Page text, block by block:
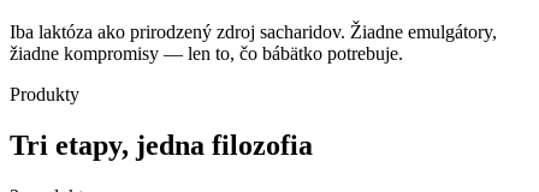
Iba laktóza ako prirodzený zdroj sacharidov. Žiadne emulgátory,
žiadne kompromisy — len to, čo bábätko potrebuje.
Produkty
Tri etapy, jedna filozofia